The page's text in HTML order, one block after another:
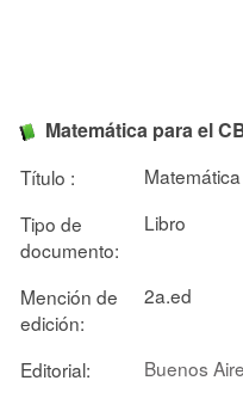
Matemática para el
Título :
Tipo de
documento:
Libro
Mención de
edición:
2a.ed
Editorial:
Buenos